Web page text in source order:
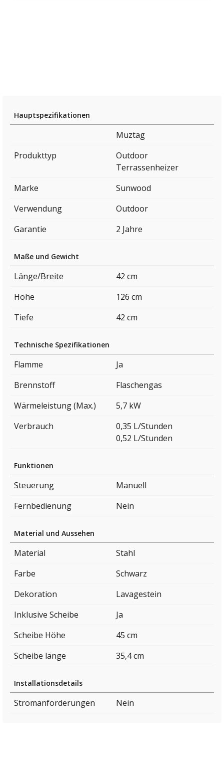
Hauptspezifikationen
Muztag
Produkttyp
Outdoor
Terrassenheizer
Marke
Sunwood
Verwendung
Outdoor
Garantie
2 Jahre
Maße und Gewicht
Länge/Breite
42 cm
Höhe
126 cm
Tiefe
42 cm
Technische Spezifikationen
Flamme
Ja
Brennstoff
Flaschengas
Wärmeleistung (Max.)
5,7 kW
Verbrauch
0,35 L/Stunden
0,52 L/Stunden
Funktionen
Steuerung
Manuell
Fernbedienung
Nein
Material und Aussehen
Material
Stahl
Farbe
Schwarz
Dekoration
Lavagestein
Inklusive Scheibe
Ja
Scheibe Höhe
45 cm
Scheibe länge
35,4 cm
Installationsdetails
Stromanforderungen Nein